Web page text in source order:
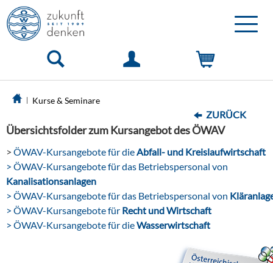
Toggle
Kurse & Seminare
ZURÜCK
Übersichtsfolder zum Kursangebot des ÖWAV
> ÖWAV-Kursangebote für dieAbfall- und Kreislaufwirtschaft
> ÖWAV-Kursangebote für das Betriebspersonal von
Kanalisationsanlagen
> ÖWAV-Kursangebote für das Betriebspersonal von
> ÖWAV-Kursangebote für Recht und Wirtschaft
> ÖWAV-Kursangebote für dieWasserwirtschaft